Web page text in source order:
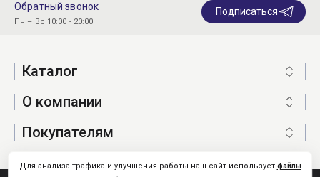
Обратный звонок
Пн – Вс 10:00 - 20:00
Подписаться
Каталог
О компании
Покупателям
Для анализа трафика и улучшения работы наш сайт использует файлы